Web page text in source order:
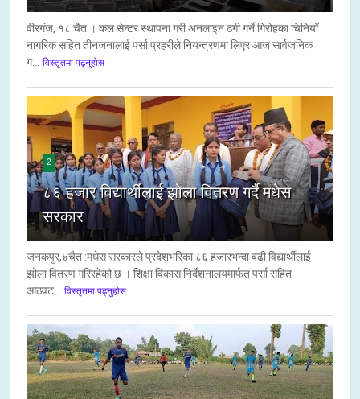
वीरगंज, १८ चैत । कल सेन्टर स्थापना गरी अनलाइन ठगी गर्ने गिरोहका चिनियाँ
नागरिक सहित तीनजनालाई पर्सा प्रहरीले नियन्त्रणमा लिएर आज सार्वजनिक
ग...
विस्तृतमा पढ्नुहोस
2
८६ हजार विद्यार्थीलाई झोला वितरण गर्दै मधेस
सरकार
जनकपुर,४चैत :मधेस सरकारले प्रदेशभरिका ८६ हजारभन्दा बढी विद्यार्थीलाई
झोला वितरण गरिरहेको छ । शिक्षा विकास निर्देशनालयमार्फत पर्सा सहित
आठवट...
विस्तृतमा पढ्नुहोस